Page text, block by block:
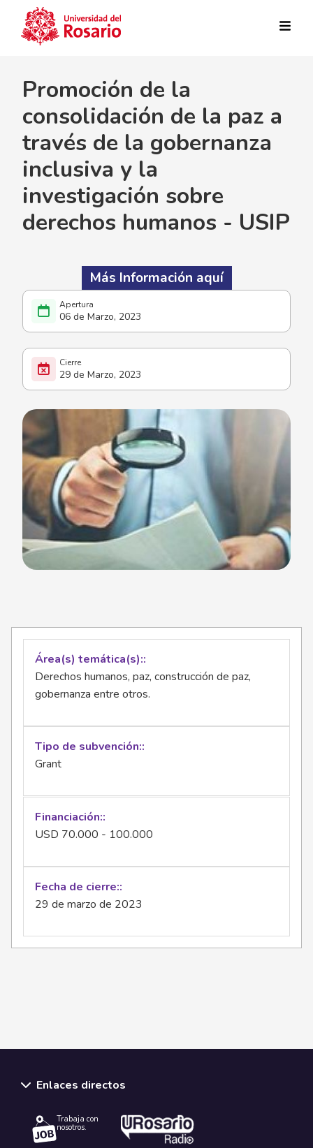
06 de Marzo, 2023
29 de Marzo, 2023
Promoción de la
consolidación de la paz a
través de la gobernanza
inclusiva y la
investigación sobre
derechos humanos - USIP
Más Información aquí
Área(s) temática(s):
Derechos humanos, paz, construcción de paz,
gobernanza entre otros.
Tipo de subvención:
Grant
Financiación:
USD 70.000 - 100.000
Fecha de cierre:
29 de marzo de 2023
Enlaces directos
Trabaja con
nosotros.